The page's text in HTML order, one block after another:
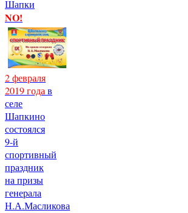
Шапки
NO!
2 февраля
2019 года в
селе
Шапкино
состоялся
9-й
спортивный
праздник
на призы
генерала
Н.А.Масликова